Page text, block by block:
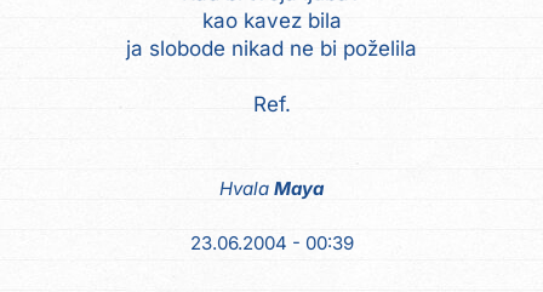
kao kavez bila
ja slobode nikad ne bi poželila
Ref.
Hvala Maya
23.06.2004 - 00:39